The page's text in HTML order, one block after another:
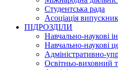
Студентська рада
Асоціація
ПІДРОЗДІЛИ
Навчально-наукові
Навчально-наукові
Адміністративно-
Освітньо-виховний